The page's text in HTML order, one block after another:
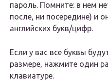
пароль. Помните: в нем
после, ни посередине) и
английских букв/цифр.
Если у вас все буквы
размере, нажмите один
клавиатуре.